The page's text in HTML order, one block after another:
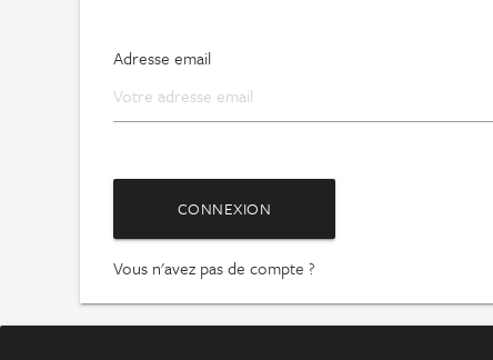
Adresse email
CONNEXION
Vous n'avez pas de compte ?